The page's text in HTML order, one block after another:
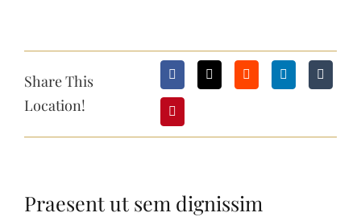
Share This
Location!
Praesent ut sem dignissim